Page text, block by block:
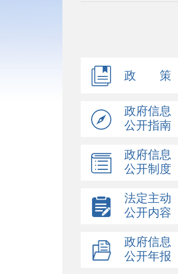
政 策
政府信息
公开指南
政府信息
公开制度
法定主动
公开内容
政府信息
公开年报